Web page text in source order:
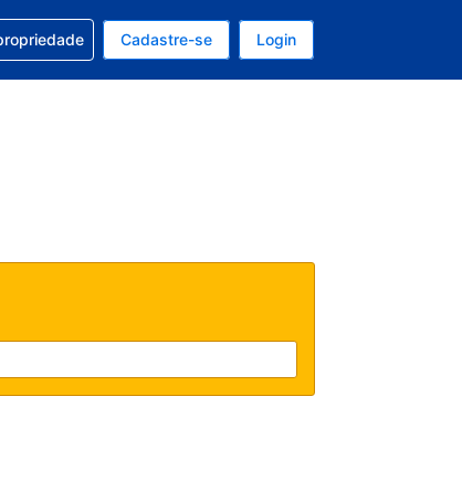
moeda é: Real
seu idioma é: Português (Brasil)
sua reservaCadastre-se Login